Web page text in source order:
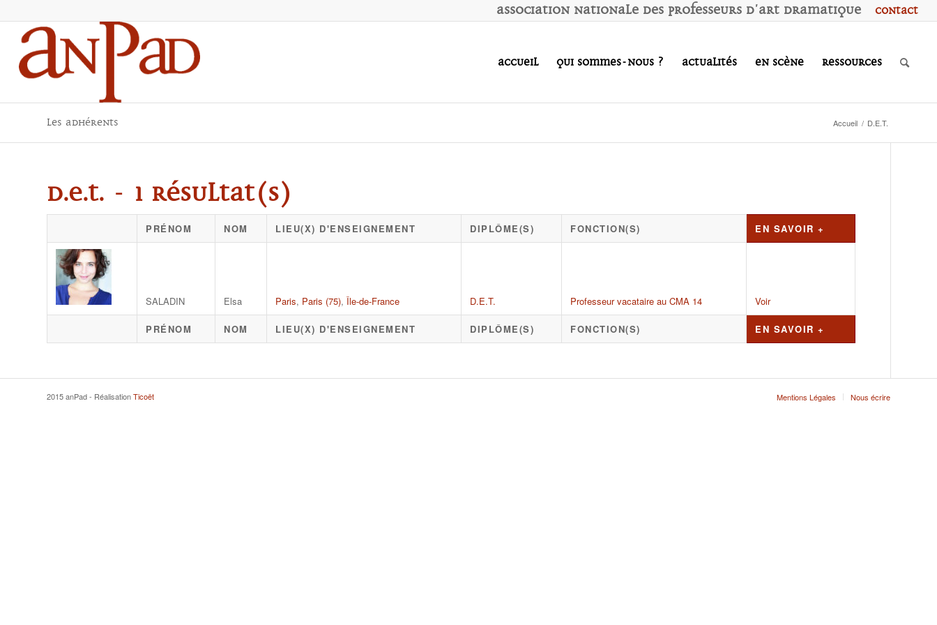
Contact
Association Nationale des Professeurs d'Art Dramatique
Accueil Qui sommes-nous ? Actualités En scène Ressources
Les adhérents Accueil / D.E.T.
D.E.T. - 1 résultat(s)
PRÉNOM NOM LIEU(X) D'ENSEIGNEMENT DIPLÔME(S) FONCTION(S) EN SAVOIR +
SALADIN Elsa Paris, Paris (75), Île-de-France D.E.T. Professeur vacataire au CMA 14 Voir
PRÉNOM NOM LIEU(X) D'ENSEIGNEMENT DIPLÔME(S) FONCTION(S) EN SAVOIR +
2015 anPad - RéalisationTicoët Mentions Légales Nous écrire